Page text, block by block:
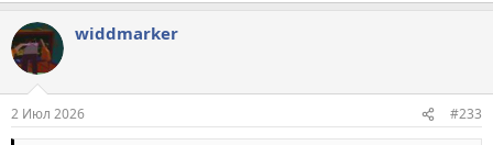
widdmarker
2 Июл 2026 #233